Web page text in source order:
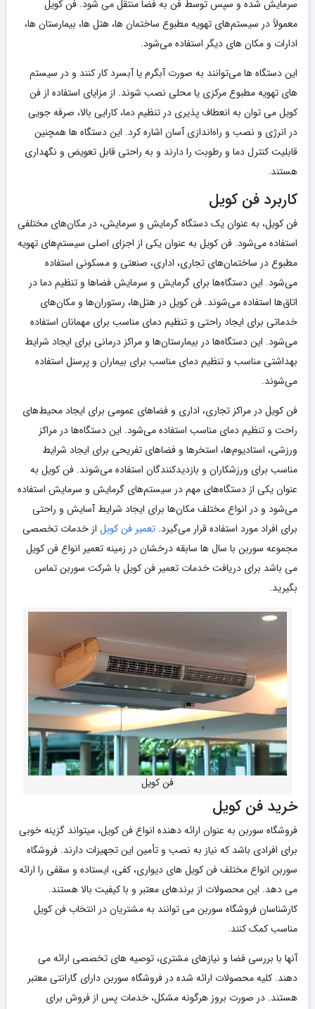
سرمایش شده و سپس توسط فن به فضا منتقل می ‌شود. فن کویل
معمولاً در سیستم‌های تهویه مطبوع ساختمان‌ ها، هتل‌ ها، بیمارستان‌ ها،
ادارات و مکان‌ های دیگر استفاده می‌شود.
این دستگاه‌ ها می‌توانند به صورت آبگرم یا آبسرد کار کنند و در سیستم‌
های تهویه مطبوع مرکزی یا محلی نصب شوند. از مزایای استفاده از فن
کویل می‌ توان به انعطاف ‌پذیری در تنظیم دما، کارایی بالا، صرفه‌ جویی
در انرژی و نصب و راه‌اندازی آسان اشاره کرد. این دستگاه‌ ها همچنین
قابلیت کنترل دما و رطوبت را دارند و به راحتی قابل تعویض و نگهداری
هستند.
کاربرد فن کویل
فن کویل، به عنوان یک دستگاه گرمایش و سرمایش، در مکان‌های مختلفی
استفاده می‌شود. فن کویل به عنوان یکی از اجزای اصلی سیستم‌های تهویه
مطبوع در ساختمان‌های تجاری، اداری، صنعتی و مسکونی استفاده
می‌شود. این دستگاه‌ها برای گرمایش و سرمایش فضاها و تنظیم دما در
اتاق‌ها استفاده می‌شوند. فن کویل در هتل‌ها، رستوران‌ها و مکان‌های
خدماتی برای ایجاد راحتی و تنظیم دمای مناسب برای مهمانان استفاده
می‌شود. این دستگاه‌ها در بیمارستان‌ها و مراکز درمانی برای ایجاد شرایط
بهداشتی مناسب و تنظیم دمای مناسب برای بیماران و پرسنل استفاده
می‌شوند.
فن کویل در مراکز تجاری، اداری و فضاهای عمومی برای ایجاد محیط‌های
راحت و تنظیم دمای مناسب استفاده می‌شود. این دستگاه‌ها در مراکز
ورزشی، استادیوم‌ها، استخرها و فضاهای تفریحی برای ایجاد شرایط
مناسب برای ورزشکاران و بازدیدکنندگان استفاده می‌شوند. فن کویل به
عنوان یکی از دستگاه‌های مهم در سیستم‌های گرمایش و سرمایش استفاده
می‌شود و در انواع مختلف مکان‌ها برای ایجاد شرایط آسایش و راحتی
برای افراد مورد استفاده قرار می‌گیرد. تعمیر فن کویل از خدمات تخصصی
مجموعه سوربن با سال ها سابقه درخشان در زمینه تعمیر انواع فن کویل
می باشد برای دریافت خدمات تعمیر فن کویل با شرکت سوربن تماس
بگیرید.
فن کویل
خرید فن کویل
فروشگاه سوربن به عنوان ارائه دهنده انواع فن کویل، میتواند گزینه خوبی
برای افرادی باشد که نیاز به نصب و تأمین این تجهیزات دارند. فروشگاه
سوربن انواع مختلف فن کویل های دیواری، کفی، ایستاده و سقفی را ارائه
می دهد. این محصولات از برندهای معتبر و با کیفیت بالا هستند.
کارشناسان فروشگاه سوربن می توانند به مشتریان در انتخاب فن کویل
مناسب کمک کنند.
آنها با بررسی فضا و نیازهای مشتری، توصیه های تخصصی ارائه می
دهند. کلیه محصولات ارائه شده در فروشگاه سوربن دارای گارانتی معتبر
هستند. در صورت بروز هرگونه مشکل، خدمات پس از فروش برای